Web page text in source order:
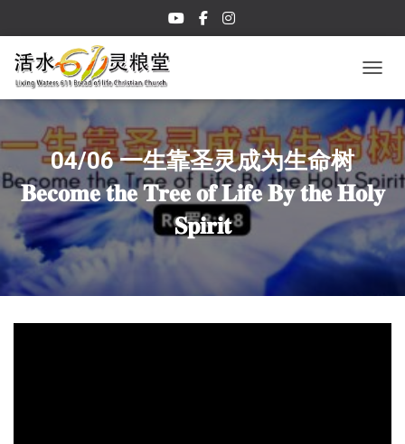
04/06 一生靠圣灵成为生命树
𝐁𝐞𝐜𝐨𝐦𝐞 𝐭𝐡𝐞 𝐓𝐫𝐞𝐞 𝐨𝐟 𝐋𝐢𝐟𝐞 𝐁𝐲 𝐭𝐡𝐞 𝐇𝐨𝐥𝐲
𝐒𝐩𝐢𝐫𝐢𝐭